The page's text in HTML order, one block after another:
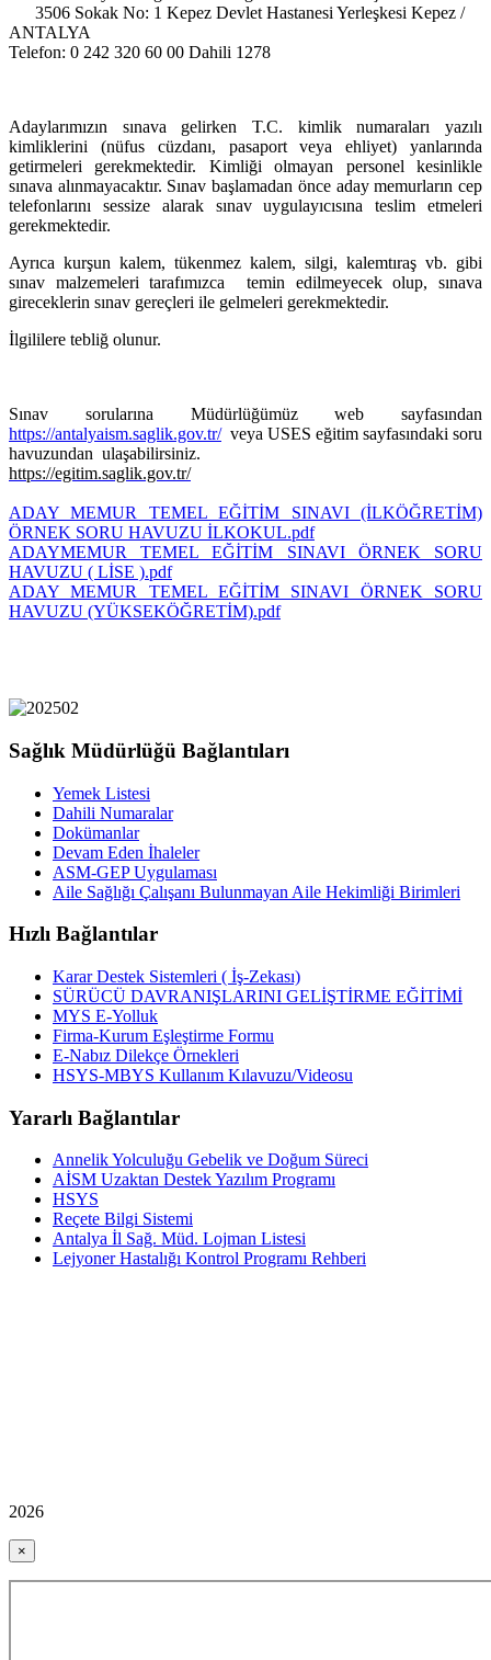
3506 Sokak No: 1 Kepez Devlet Hastanesi Yerleşkesi Kepez /
ANTALYA
Telefon: 0 242 320 60 00 Dahili 1278
Adaylarımızın sınava gelirken T.C. kimlik numaraları yazılı
kimliklerini (nüfus cüzdanı, pasaport veya ehliyet) yanlarında
getirmeleri gerekmektedir. Kimliği olmayan personel kesinlikle
sınava alınmayacaktır. Sınav başlamadan önce aday memurların cep
telefonlarını sessize alarak sınav uygulayıcısına teslim etmeleri
gerekmektedir.
Ayrıca kurşun kalem, tükenmez kalem, silgi, kalemtıraş vb. gibi
sınav malzemeleri tarafımızca temin edilmeyecek olup, sınava
gireceklerin sınav gereçleri ile gelmeleri gerekmektedir.
İlgililere tebliğ olunur.
Sınav sorularına Müdürlüğümüz web sayfasından
https://antalyaism.saglik.gov.tr/veya USES eğitim sayfasındaki soru
havuzundan ulaşabilirsiniz.
https://egitim.saglik.gov.tr/
ADAY MEMUR TEMEL EĞİTİM SINAVI (İLKÖĞRETİM)
ÖRNEK SORU HAVUZU İLKOKUL.pdf
ADAYMEMUR TEMEL EĞİTİM SINAVI ÖRNEK SORU
HAVUZU ( LİSE ).pdf
ADAY MEMUR TEMEL EĞİTİM SINAVI ÖRNEK SORU
HAVUZU (YÜKSEKÖĞRETİM).pdf
Sağlık Müdürlüğü Bağlantıları
Yemek Listesi
Dahili Numaralar
Dokümanlar
Devam Eden İhaleler
ASM-GEP Uygulaması
Aile Sağlığı Çalışanı Bulunmayan Aile Hekimliği Birimleri
Hızlı Bağlantılar
Karar Destek Sistemleri ( İş-Zekası)
SÜRÜCÜ DAVRANIŞLARINI GELİŞTİRME EĞİTİMİ
MYS E-Yolluk
Firma-Kurum Eşleştirme Formu
E-Nabız Dilekçe Örnekleri
HSYS-MBYS Kullanım Kılavuzu/Videosu
Yararlı Bağlantılar
Annelik Yolculuğu Gebelik ve Doğum Süreci
AİSM Uzaktan Destek Yazılım Programı
HSYS
Reçete Bilgi Sistemi
Antalya İl Sağ. Müd. Lojman Listesi
Lejyoner Hastalığı Kontrol Programı Rehberi
2026
×